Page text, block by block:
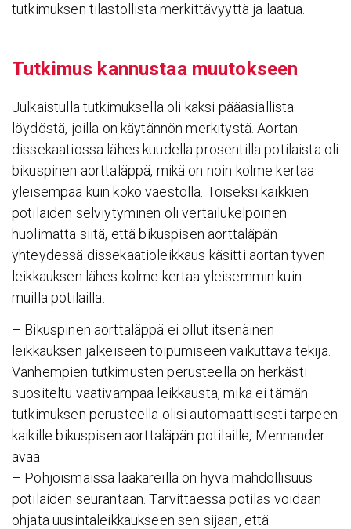
tutkimuksen tilastollista merkittävyyttä ja laatua.
Tutkimus kannustaa muutok­seen
Julkaistulla tutkimuksella oli kaksi pääasiallista
löydöstä, joilla on käytännön merkitystä. Aortan
dissekaatiossa lähes kuudella prosentilla potilaista oli
bikuspinen aorttaläppä, mikä on noin kolme kertaa
yleisempää kuin koko väestöllä. Toiseksi kaikkien
potilaiden selviytyminen oli vertailukelpoinen
huolimatta siitä, että bikuspisen aorttaläpän
yhteydessä dissekaatioleikkaus käsitti aortan tyven
leikkauksen lähes kolme kertaa yleisemmin kuin
muilla potilailla.
– Bikuspinen aorttaläppä ei ollut itsenäinen
leikkauksen jälkeiseen toipumiseen vaikuttava tekijä.
Vanhempien tutkimusten perusteella on herkästi
suositeltu vaativampaa leikkausta, mikä ei tämän
tutkimuksen perusteella olisi automaattisesti tarpeen
kaikille bikuspisen aorttaläpän potilaille, Mennander
avaa.
– Pohjoismaissa lääkäreillä on hyvä mahdollisuus
potilaiden seurantaan. Tarvittaessa potilas voidaan
ohjata uusintaleikkaukseen sen sijaan, että